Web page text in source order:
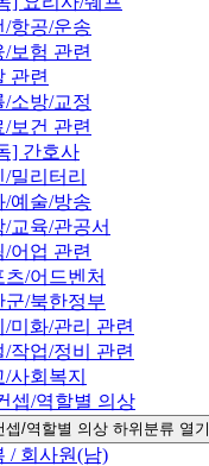
/항공/운송
/보험 관련
관련
/소방/교정
/보건 관련
] 간호사
/밀리터리
/예술/방송
/교육/관공서
/어업 관련
츠/어드벤처
군/북한정부
/미화/관리 관련
/작업/정비 관련
사회복지
셉/역할별 의상
셉/역할별 의상 하위분류 열기
/ 회사원(남)